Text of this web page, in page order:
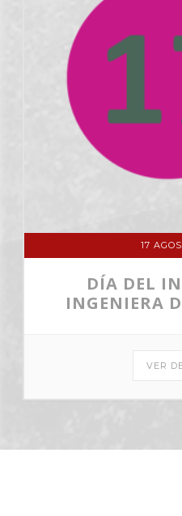
17
DÍA DEL
INGENIERA
VER